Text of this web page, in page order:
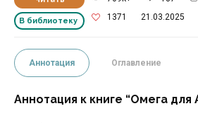
В библиотеку
1371
21.03.2025
Аннотация Оглавление
Аннотация к книге “Омега